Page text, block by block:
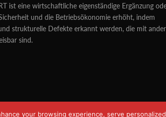
ist eine wirtschaftliche eigenständige Ergänzung
und die Betriebsökonomie erhöht, indem
strukturelle Defekte erkannt werden, die mit
sind.
your browsing experience, serve